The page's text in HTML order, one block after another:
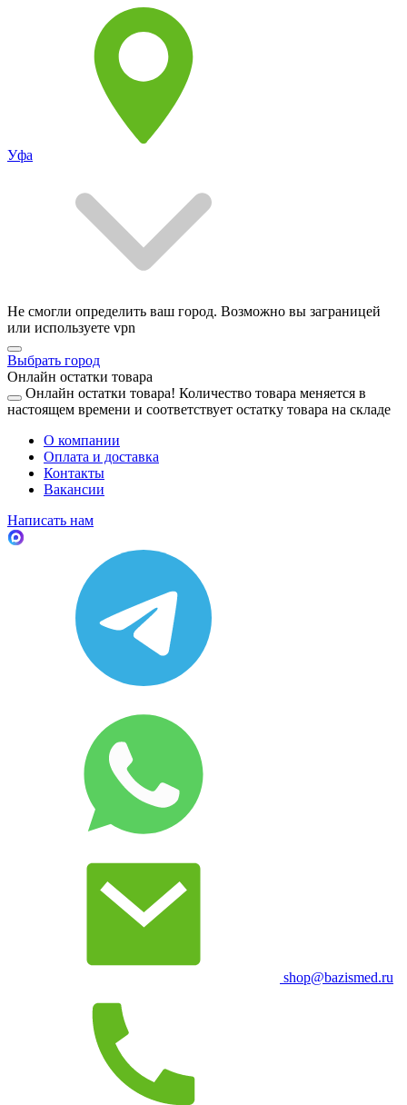
Уфа
Не смогли определить ваш город. Возможно вы заграницей
или используете vpn
Выбрать город
Онлайн остатки товара
Онлайн остатки товара! Количество товара меняется в
настоящем времени и соответствует остатку товара на складе
О компании
Оплата и доставка
Контакты
Вакансии
Написать нам
shop@bazismed.ru